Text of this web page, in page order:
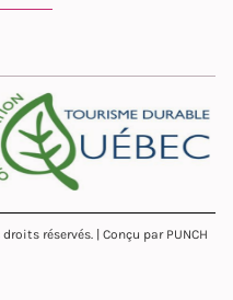
réservés. | Conçu par PUNCH